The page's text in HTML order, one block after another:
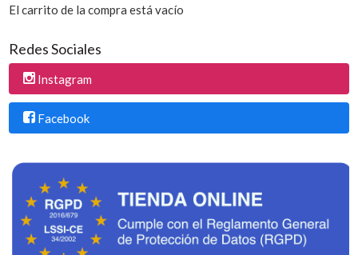
El carrito de la compra está vacío
Redes Sociales
Instagram
Facebook